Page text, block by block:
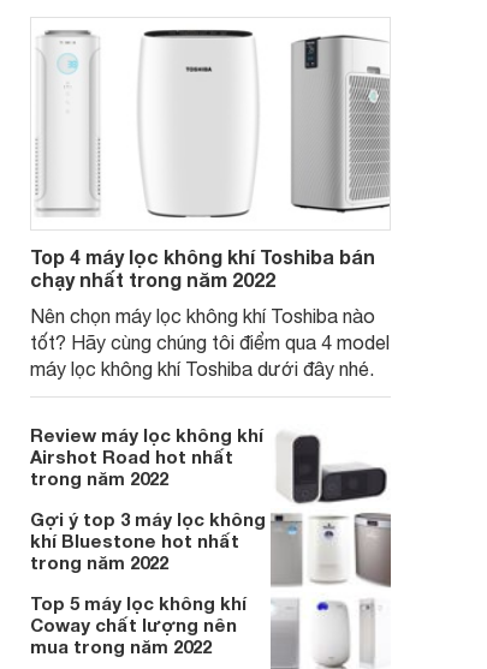
Top 4 máy lọc không khí Toshiba bán
chạy nhất trong năm 2022
Nên chọn máy lọc không khí Toshiba nào
tốt? Hãy cùng chúng tôi điểm qua 4 model
máy lọc không khí Toshiba dưới đây nhé.
Review máy lọc không khí
Airshot Road hot nhất
trong năm 2022
Gợi ý top 3 máy lọc không
khí Bluestone hot nhất
trong năm 2022
Top 5 máy lọc không khí
Coway chất lượng nên
mua trong năm 2022